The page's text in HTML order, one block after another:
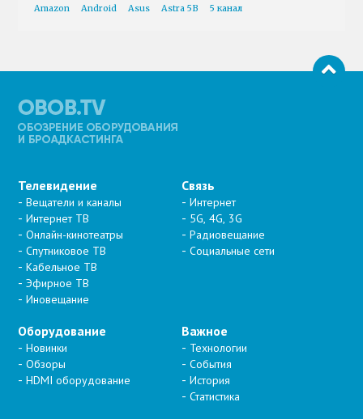
Amazon
Android Asus Astra 5B 5 канал
Телевидение
Вещатели и каналы
Интернет ТВ
Онлайн-кинотеатры
Спутниковое ТВ
Кабельное ТВ
Эфирное ТВ
Иновещание
Связь
Интернет
5G, 4G, 3G
Радиовещание
Социальные сети
Оборудование
Новинки
Обзоры
HDMI оборудование
Важное
Технологии
События
История
Статистика